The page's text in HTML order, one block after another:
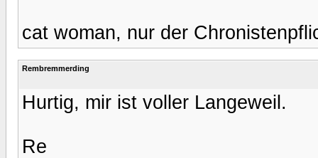
cat woman, nur der
Rembremmerding
Hurtig, mir ist voller Langeweil.
Re